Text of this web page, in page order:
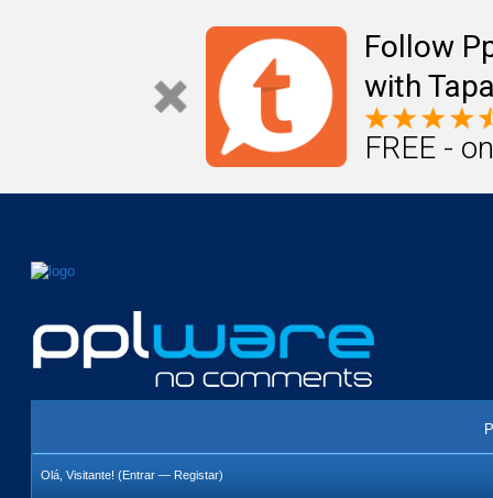
Follow
with
FREE -
Olá, Visitante! (Entrar — Registar)